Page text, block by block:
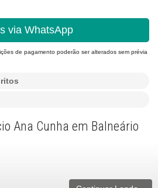
via WhatsApp
de pagamento poderão ser alterados sem prévia
Ana Cunha em Balneário